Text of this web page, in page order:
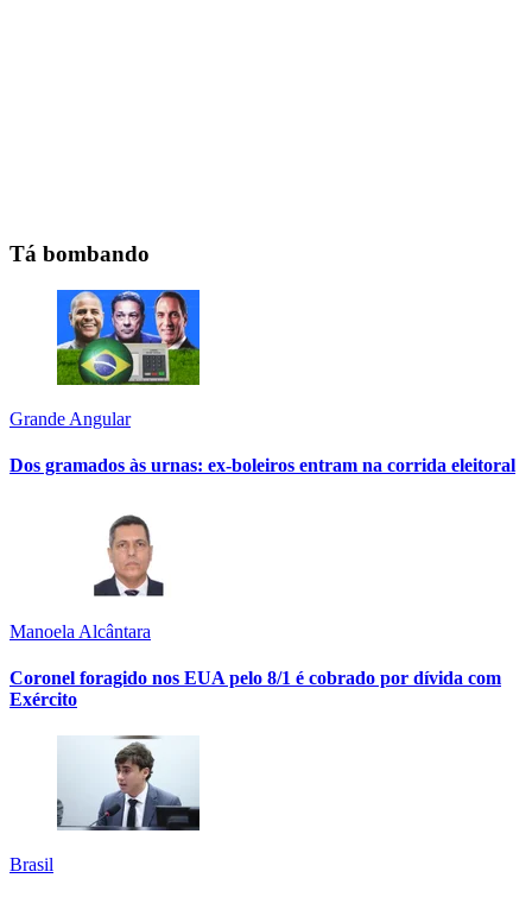
Tá bombando
Grande Angular
Dos gramados às urnas: ex-boleiros entram na corrida eleitoral
Manoela Alcântara
Coronel foragido nos EUA pelo 8/1 é cobrado por dívida com
Exército
Brasil